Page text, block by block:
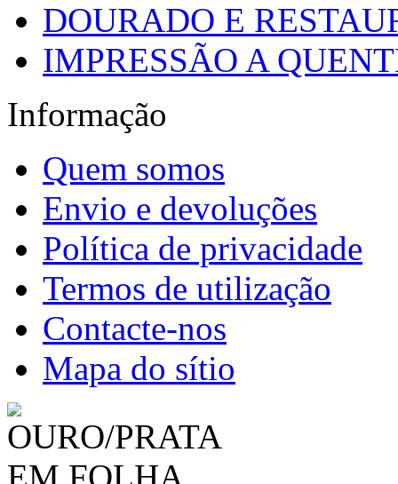
DOURADO E
IMPRESSÃO A
Informação
Quem somos
Envio e devoluções
Política de privacidade
Termos de utilização
Contacte-nos
Mapa do sítio